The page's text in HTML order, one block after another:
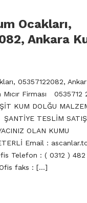
Ocakları,
Ankara
05357122082,
Mıcır Firması 0535712
KUM DOLĞU
TESLİM
OLAN KUMU
Email :
Telefon : ( 0312 )
faks : […]